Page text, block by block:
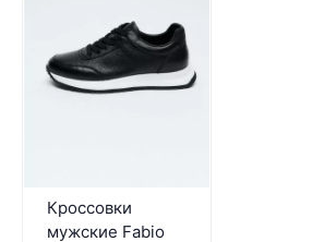
Кроссовки
мужские Fabio